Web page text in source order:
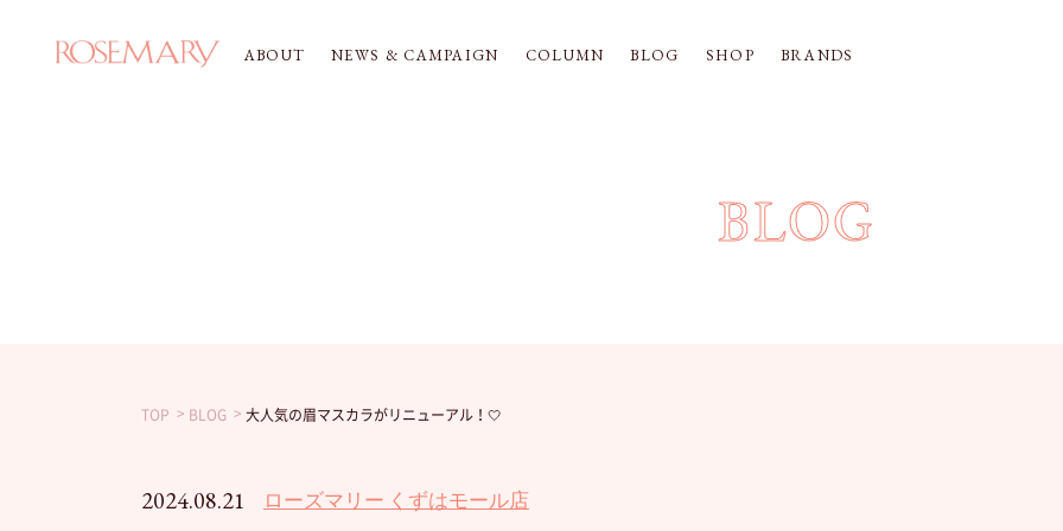
ABOUT NEWS & CAMPAIGN COLUMN BLOG SHOP BRANDS
BLOG
TOP BLOG 大人気の眉マスカラがリニューアル！🤍
2024.08.21 ローズマリー くずはモール店